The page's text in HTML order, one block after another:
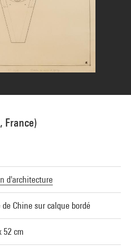
France)
d'architecture
de Chine sur calque bordé
52 cm
MNAM-CCI/Jean-Claude Planchet/Dist.